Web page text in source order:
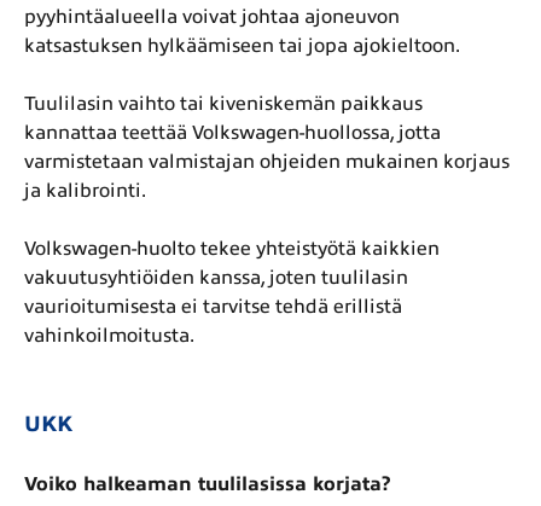
pyyhintäalueella voivat johtaa ajoneuvon
katsastuksen hylkäämiseen tai jopa ajokieltoon.
Tuulilasin vaihto tai kiveniskemän paikkaus
kannattaa teettää Volkswagen-huollossa, jotta
varmistetaan valmistajan ohjeiden mukainen korjaus
ja kalibrointi.
Volkswagen-huolto tekee yhteistyötä kaikkien
vakuutusyhtiöiden kanssa, joten tuulilasin
vaurioitumisesta ei tarvitse tehdä erillistä
vahinkoilmoitusta.
UKK
Voiko halkeaman tuulilasissa korjata?